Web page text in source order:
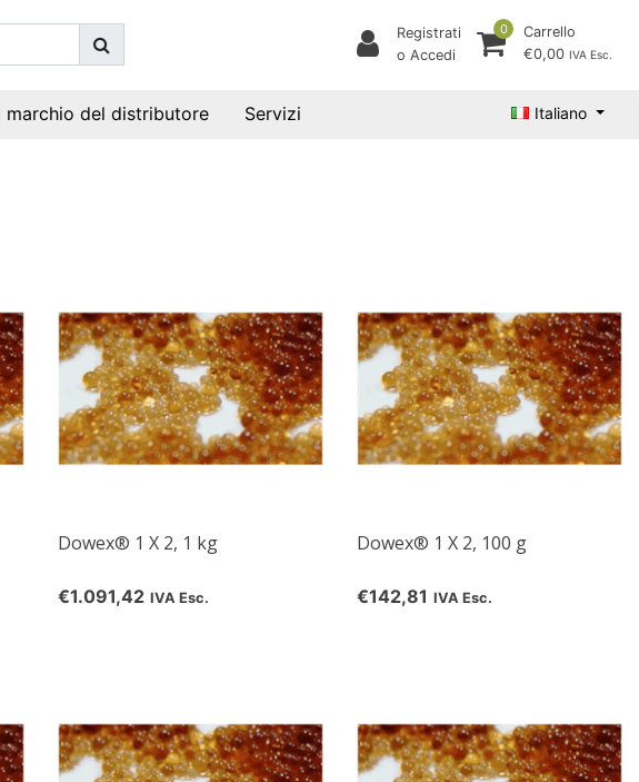
Registrati
o Accedi
0
Carrello
€0,00 IVA Esc.
marchio del distributore Servizi Italiano
Dowex® 1 X 2, 1 kg
€1.091,42 IVA Esc.
Dowex® 1 X 2, 100 g
€142,81 IVA Esc.